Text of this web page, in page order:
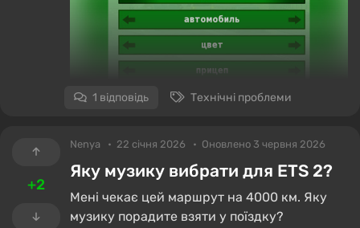
1 відповідь Технічні проблеми
+2
Nenya 22 січня 2026 Оновлено 3 червня 2026
Яку музику вибрати для ETS 2?
Мені чекає цей маршрут на 4000 км. Яку
музику порадите взяти у поїздку?